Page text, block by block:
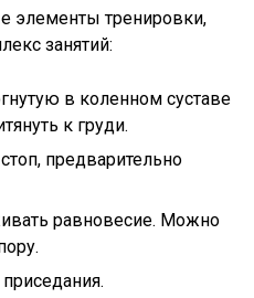
элементы тренировки,
занятий:
в коленном суставе
к груди.
предварительно
равновесие. Можно